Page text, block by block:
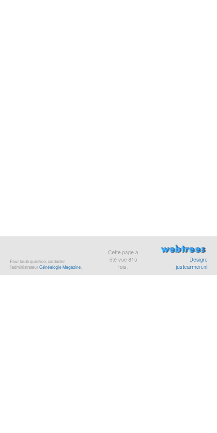
Pour toute question, contacter
l’administrateurGénéalogie Magazine.
Cette page a
été vue815
fois.
Design:
justcarmen.nl